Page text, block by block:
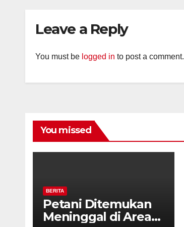
Leave a Reply
You must be logged in to post a comment.
You missed
BERITA
Petani Ditemukan
Meninggal di Area